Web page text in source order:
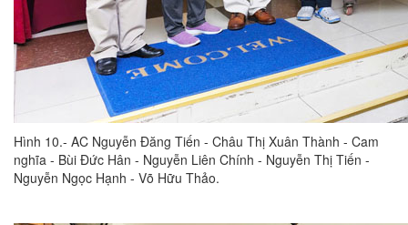
Hình 10.- AC Nguyễn Đăng Tiến - Châu Thị Xuân Thành - Cam
nghĩa - Bùi Đức Hân - Nguyễn Liên Chính - Nguyễn Thị Tiến -
Nguyễn Ngọc Hạnh - Võ Hữu Thảo.